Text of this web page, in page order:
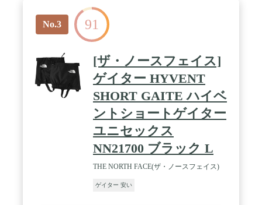
No.3 91
[ザ・ノースフェイス]
ゲイター HYVENT
SHORT GAITE ハイベ
ントショートゲイター
ユニセックス
NN21700 ブラック L
THE NORTH FACE(ザ・ノースフェイス)
ゲイター 安い